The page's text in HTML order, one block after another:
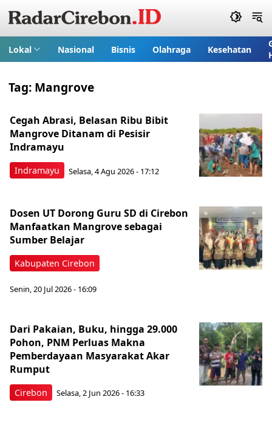
Lokal Nasional Bisnis Olahraga Kesehatan
Tag: Mangrove
Indramayu
Cegah Abrasi, Belasan Ribu Bibit
Mangrove Ditanam di Pesisir
Indramayu
Selasa, 4 Agu 2026 - 17:12
Kabupaten Cirebon
Dosen UT Dorong Guru SD di Cirebon
Manfaatkan Mangrove sebagai
Sumber Belajar
Senin, 20 Jul 2026 - 16:09
Cirebon
Dari Pakaian, Buku, hingga 29.000
Pohon, PNM Perluas Makna
Pemberdayaan Masyarakat Akar
Rumput
Selasa, 2 Jun 2026 - 16:33